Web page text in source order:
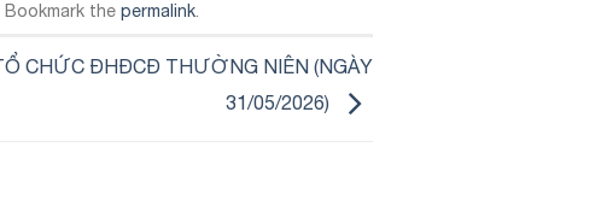
. Bookmark the permalink
CHỨC ĐHĐCĐ THƯỜNG NIÊN (NGÀY
31/05/2026)